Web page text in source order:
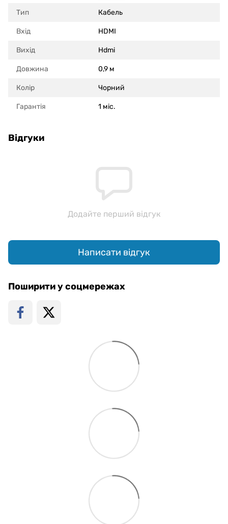
Тип Кабель
Вхід HDMI
Вихід Hdmi
Довжина 0,9 м
Колір Чорний
Гарантія 1 міс.
Відгуки
Додайте перший відгук
Написати відгук
Поширити у соцмережах